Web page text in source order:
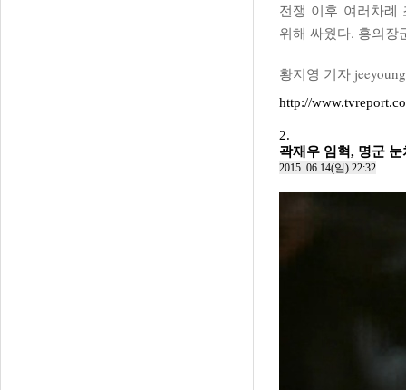
전쟁 이후 여러차례
위해 싸웠다. 홍의장
황지영 기자
http://
2.
곽재우 임혁, 명군
2015. 06.14(일) 22:32